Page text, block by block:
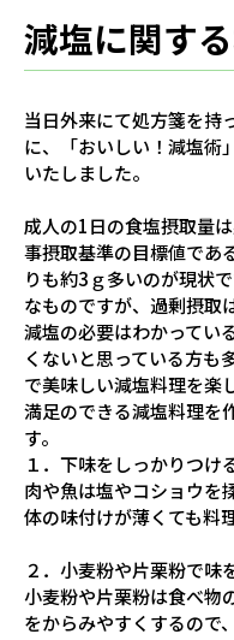
減塩に関す
当日外来にて処方箋を持
に、「おいしい！減塩術
いたしました。
成人の1日の食塩摂取量
事摂取基準の目標値であ
りも約3ｇ多いのが現状
なものですが、過剰摂取
減塩の必要はわかってい
くないと思っている方も
で美味しい減塩料理を楽
満足のできる減塩料理を
す。
１．下味をしっかりつけ
肉や魚は塩やコショウを
体の味付けが薄くても料
２．小麦粉や片栗粉で味
小麦粉や片栗粉は食べ物
をからみやすくするので